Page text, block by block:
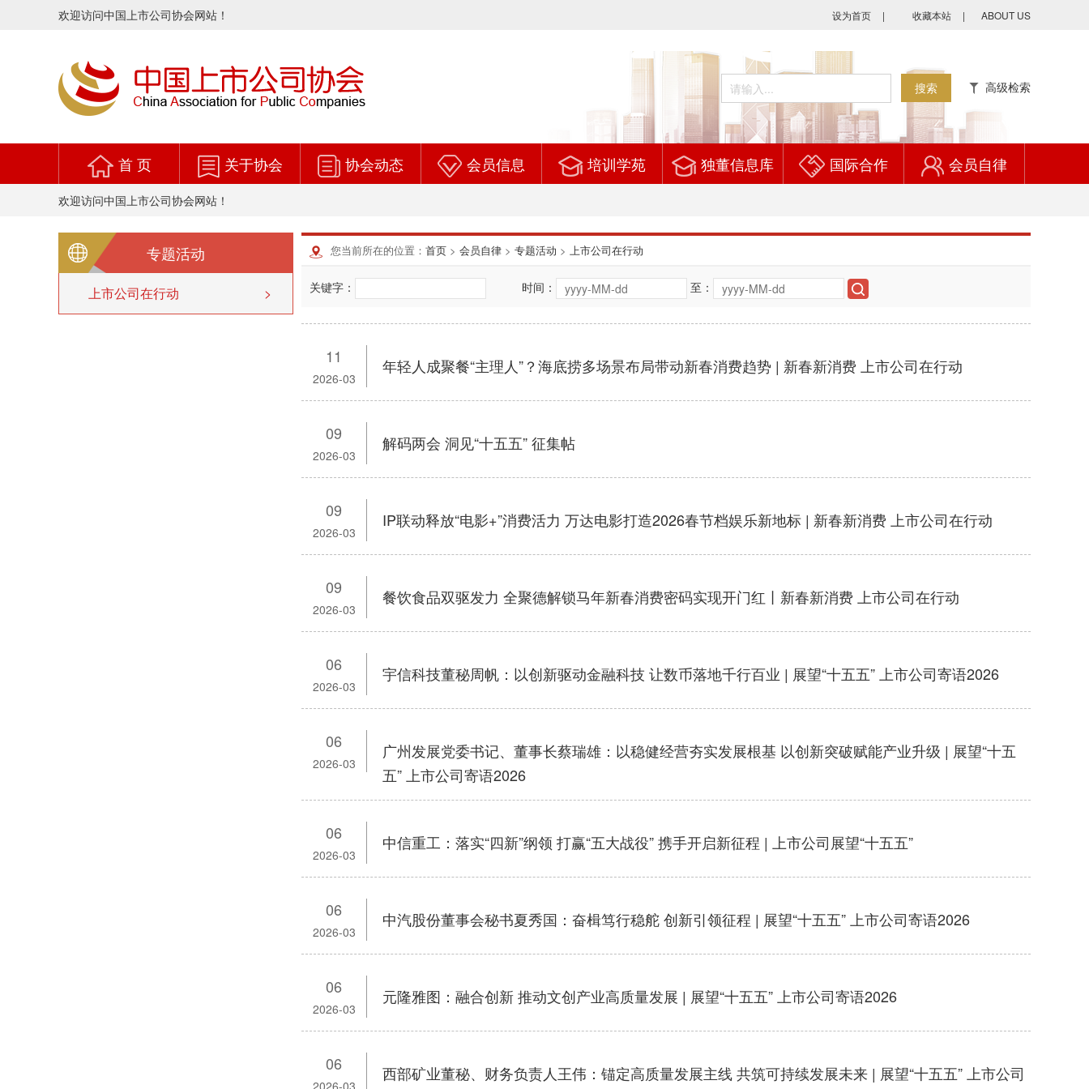
欢迎访问中国上市公司协会网站！ 设为首页 | 收藏本站 | ABOUT US
搜索 高级检索
首 页 关于协会 协会动态 会员信息 培训学苑 独董信息库 国际合作 会员自律
欢迎访问中国上市公司协会网站！
专题活动
上市公司在行动 >
您当前所在的位置： 首页 > 会员自律 > 专题活动 > 上市公司在行动
关键字： 时间： 至：
11
2026-03
年轻人成聚餐“主理人”？海底捞多场景布局带动新春消费趋势 | 新春新消费 上市公司在行动
09
2026-03
解码两会 洞见“十五五” 征集帖
09
2026-03
IP联动释放“电影+”消费活力 万达电影打造2026春节档娱乐新地标 | 新春新消费 上市公司在行动
09
2026-03
餐饮食品双驱发力 全聚德解锁马年新春消费密码实现开门红丨新春新消费 上市公司在行动
06
2026-03
宇信科技董秘周帆：以创新驱动金融科技 让数币落地千行百业 | 展望“十五五” 上市公司寄语2026
06
2026-03
广州发展党委书记、董事长蔡瑞雄：以稳健经营夯实发展根基 以创新突破赋能产业升级 | 展望“十五
五” 上市公司寄语2026
06
2026-03
中信重工：落实“四新”纲领 打赢“五大战役” 携手开启新征程 | 上市公司展望“十五五”
06
2026-03
中汽股份董事会秘书夏秀国：奋楫笃行稳舵 创新引领征程 | 展望“十五五” 上市公司寄语2026
06
2026-03
元隆雅图：融合创新 推动文创产业高质量发展 | 展望“十五五” 上市公司寄语2026
06
2026-03
西部矿业董秘、财务负责人王伟：锚定高质量发展主线 共筑可持续发展未来 | 展望“十五五” 上市公司